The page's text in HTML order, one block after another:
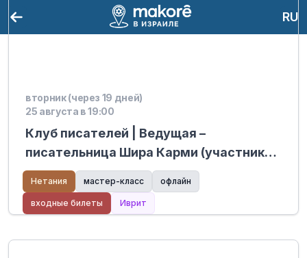
RU
вторник (через 19 дней)
25 августа в 19:00
Клуб писателей | Ведущая –
писательница Шира Карми (участник
мастер-классов Хабайта) – Mediatech
Kiryat Hasharon
Нетания мастер-класс офлайн
входные билеты Иврит